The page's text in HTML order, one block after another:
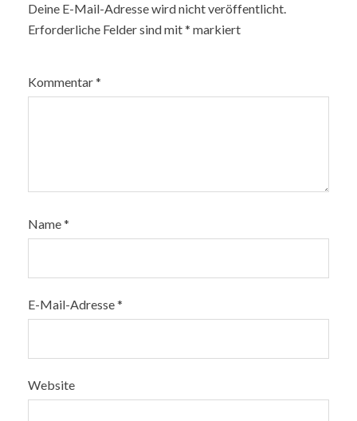
Deine E-Mail-Adresse wird nicht veröffentlicht.
Erforderliche Felder sind mit* markiert
Kommentar*
Name*
E-Mail-Adresse*
Website